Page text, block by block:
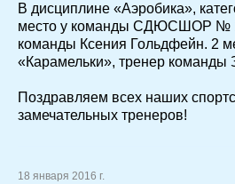
В дисциплине «Аэробика»,
место у команды СДЮСШОР № 1
команды Ксения Гольдфейн. 2
«Карамельки», тренер команды
Поздравляем всех наших
замечательных тренеров!
18 января 2016 г.